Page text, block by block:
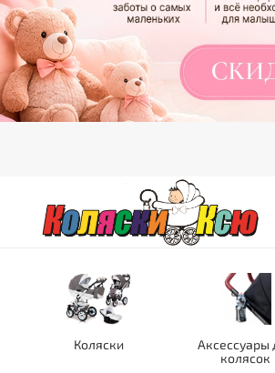
Коляски
Аксессуары
колясок